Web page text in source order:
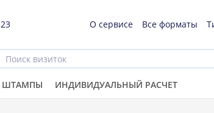
О сервисе Все форматы
ШТАМПЫ ИНДИВИДУАЛЬНЫЙ РАСЧЕТ